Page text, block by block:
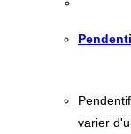
varier